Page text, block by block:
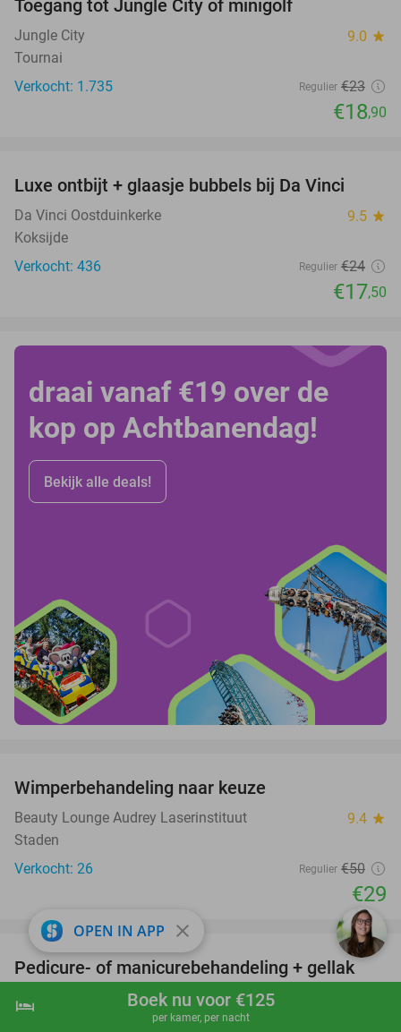
shopping_cart Boek nu
hotel Boek nu voor €125
per kamer, per nacht
Toegang tot Jungle City of minigolf
Jungle City 9.0 star
Tournai
Verkocht: 1.735
Regulier €23
€18,90
Luxe ontbijt + glaasje bubbels bij Da Vinci
Da Vinci Oostduinkerke 9.5 star
Koksijde
Verkocht: 436
Regulier €24
€17,50
draai vanaf €19 over de
kop op Achtbanendag!
Bekijk alle deals!
Wimperbehandeling naar keuze
Beauty Lounge Audrey Laserinstituut 9.4 star
Staden
Verkocht: 26
Regulier €50
€29
55%
favorite_border
Pedicure- of manicurebehandeling + gellak
Beauty Lounge Audrey Laserinstituut
OPEN IN APP close